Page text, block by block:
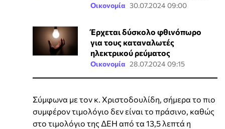
Οικονομία 30.07.2024 09:00
Έρχεται δύσκολο φθινόπωρο
για τους καταναλωτές
ηλεκτρικού ρεύματος
Οικονομία 28.07.2024 09:15
Σύμφωνα με τον κ. Χριστοδουλίδη, σήμερα το πιο
συμφέρον τιμολόγιο δεν είναι το πράσινο, καθώς
στο τιμολόγιο της ΔΕΗ από τα 13,5 λεπτά η